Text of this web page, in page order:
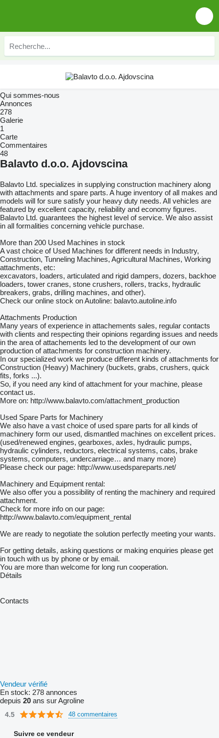
Qui sommes-nous
Annonces
278
Galerie
1
Carte
Commentaires
48
Balavto d.o.o. Ajdovscina
Balavto Ltd. specializes in supplying construction machinery along
with attachments and spare parts. A huge inventory of all makes and
models will for sure satisfy your heavy duty needs. All vehicles are
featured by excellent capacity, reliability and economy figures.
Balavto Ltd. guarantees the highest level of service. We also assist
in all formalities concerning vehicle purchase.
More than 200 Used Machines in stock
A vast choice of Used Machines for different needs in Industry,
Construction, Tunneling Machines, Agricultural Machines, Working
attachments, etc:
excavators, loaders, articulated and rigid dampers, dozers, backhoe
loaders, tower cranes, stone crushers, rollers, tracks, hydraulic
breakers, grabs, drilling machines, and other).
Check our online stock on Autoline: balavto.autoline.info
Attachments Production
Many years of experience in attachements sales, regular contacts
with clients and respecting their opinions regarding issues and needs
in the area of attachements led to the development of our own
production of attachments for construction machinery.
In our specialized work we produce different kinds of attachments for
Construction (Heavy) Machinery (buckets, grabs, crushers, quick
fits, forks ...).
So, if you need any kind of attachment for your machine, please
contact us.
More on: http://www.balavto.com/attachment_production
Used Spare Parts for Machinery
We also have a vast choice of used spare parts for all kinds of
machinery form our used, dismantled machines on excellent prices.
(used/renewed engines, gearboxes, axles, hydraulic pumps,
hydraulic cylinders, reductors, electrical systems, cabs, brake
systems, computers, undercarriage… and many more)
Please check our page: http://www.usedspareparts.net/
Machinery and Equipment rental:
We also offer you a possibility of renting the machinery and required
attachment.
Check for more info on our page:
http://www.balavto.com/equipment_rental
We are ready to negotiate the solution perfectly meeting your wants.
For getting details, asking questions or making enquiries please get
in touch with us by phone or by email.
You are more than welcome for long run cooperation.
Détails
Contacts
Vendeur vérifié
En stock: 278 annonces
depuis 20 ans sur Agroline
4.5 48 commentaires
Suivre ce vendeur